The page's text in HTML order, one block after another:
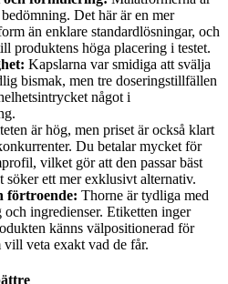
Det här är en mer
än enklare standardlösningar, och
produktens höga placering i testet.
Kapslarna var smidiga att svälja
bismak, men tre doseringstillfällen
något i
är hög, men priset är också klart
Du betalar mycket för
vilket gör att den passar bäst
söker ett mer exklusivt alternativ.
förtroende: Thorne är tydliga med
och ingredienser. Etiketten inger
känns välpositionerad för
vill veta exakt vad de får.